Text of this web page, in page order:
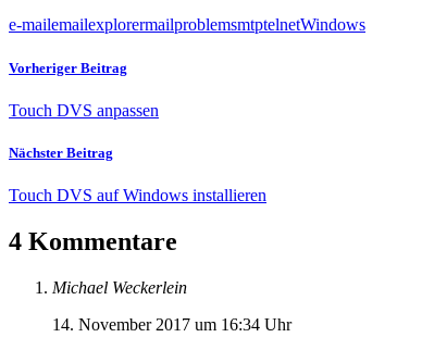
e-mailemailexplorermailproblemsmtptelnetWindows
Vorheriger Beitrag
Touch DVS anpassen
Nächster Beitrag
Touch DVS auf Windows installieren
4 Kommentare
Michael Weckerlein
14. November 2017 um 16:34 Uhr